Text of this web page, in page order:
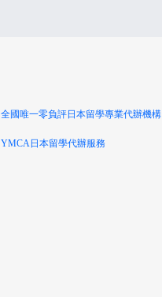
全國唯一零負評日本留學專業代辦機構
YMCA日本留學代辦服務